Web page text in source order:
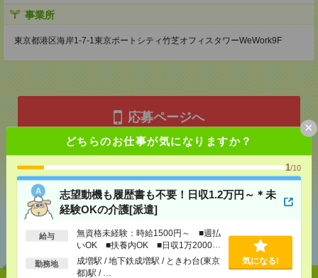
どちらのお仕事が気になりますか？
1/10
志望動機も履歴書も不要！日収1.2万円～＊未
経験OKの介護[派遣]
給与
無資格未経験：時給1500円～ ■週払
いOK ■扶養内OK ■日収1万2000円
以上
勤務地
成増駅 / 地下鉄成増駅 / ときわ台(東京
都)駅 / …
気になる!
×
事業所
東京都港区海岸1-7-1東京ポートシティ竹芝オフィスタワーWeWork9F
応募ページへ
気になる！
おすすめ